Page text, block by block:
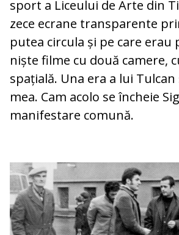
sport a Liceului de Arte din
zece ecrane transparente
putea circula și pe care erau
niște filme cu două camere,
spațială. Una era a lui
mea. Cam acolo se încheie
manifestare comună.